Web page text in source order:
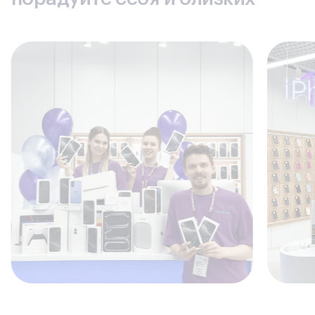
Комплектующие для ремонта.Учитывая интересы
различных категорий заказчиков, мы закупаем и
предлагаем к установке различные по классу детали
– от класса оригинал до высококачественных
аналогов различных производителей. Если для Вас
некритична установка оригинальных запчастей, Вы
можете сэкономить, установив запчасти аналогового
типа. Качество работы стандартно гарантировано.
Очевидные преимущества нашей
компании
Гарантируем, что произведённая в сервисе нашей компании
замена задней крышки Самсунг С8 станет началом нашего
сотрудничества, так как наши услуги предоставляются по
высшему разряду.
Даже если Ваш смартфон
работает надежно и без поломок, мобильному